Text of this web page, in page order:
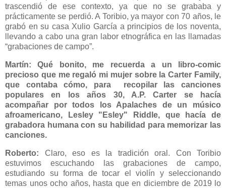
trascendió de ese contexto, ya que no se grababa y
prácticamente se perdió. A Toribio, ya mayor con 70 años, le
grabó en su casa Xulio García a principios de los noventa,
llevando a cabo una gran labor etnográfica en las llamadas
“grabaciones de campo”.
Martín: Qué bonito, me recuerda a un libro-comic
precioso que me regaló mi mujer sobre la Carter Family,
que contaba cómo, para recopilar las canciones
populares en los años 30, A.P. Carter se hacía
acompañar por todos los Apalaches de un músico
afroamericano, Lesley "Esley" Riddle, que hacía de
grabadora humana con su habilidad para memorizar las
canciones.
Roberto: Claro, eso es la tradición oral. Con Toribio
estuvimos escuchando las grabaciones de campo,
estudiando su forma de tocar el violín y seleccionando
temas unos ocho años, hasta que en diciembre de 2019 lo